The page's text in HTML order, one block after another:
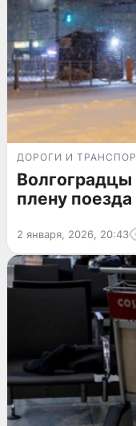
ДОРОГИ И
Волгоградцы
плену
2 января, 2026, 20:43